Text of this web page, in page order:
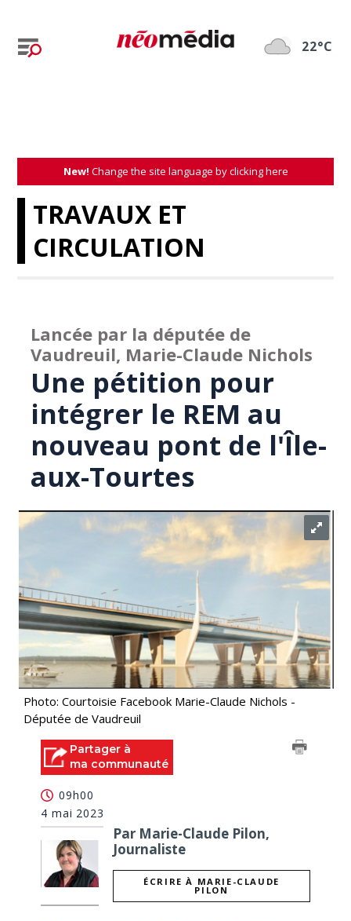
22°C
New! Change the site language by clicking here
TRAVAUX ET
CIRCULATION
Lancée par la députée de
Vaudreuil, Marie-Claude Nichols
Une pétition pour
intégrer le REM au
nouveau pont de l'Île-
aux-Tourtes
Photo: Courtoisie Facebook Marie-Claude Nichols -
Députée de Vaudreuil
Partager à
ma communauté
09h00
4 mai 2023
Par Marie-Claude Pilon,
Journaliste
ÉCRIRE À MARIE-CLAUDE
PILON